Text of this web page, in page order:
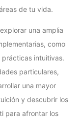
de tu vida.
una amplia
como
prácticas intuitivas.
particulares,
una mayor
y descubrir los
para afrontar los